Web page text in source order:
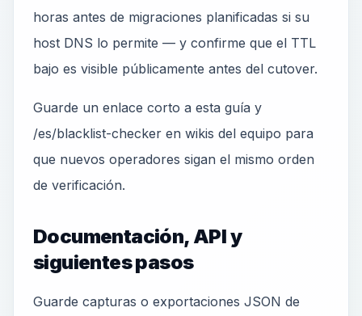
horas antes de migraciones planificadas si su
host DNS lo permite — y confirme que el TTL
bajo es visible públicamente antes del cutover.
Guarde un enlace corto a esta guía y
/es/blacklist-checker en wikis del equipo para
que nuevos operadores sigan el mismo orden
de verificación.
Documentación, API y
siguientes pasos
Guarde capturas o exportaciones JSON de